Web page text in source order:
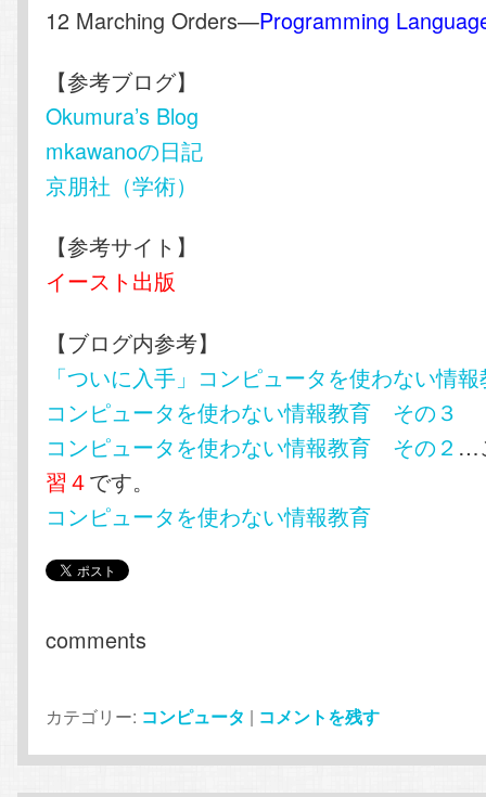
12 Marching Orders—Programming
【参考ブログ】
Okumura’s Blog
mkawanoの日記
京朋社（学術）
【参考サイト】
イースト出版
【ブログ内参考】
「ついに入手」コンピュータを使わない情
コンピュータを使わない情報教育 その３
コンピュータを使わない情報教育 その２ …
習４です。
コンピュータを使わない情報教育
comments
カテゴリー: コンピュータ | コメントを残す